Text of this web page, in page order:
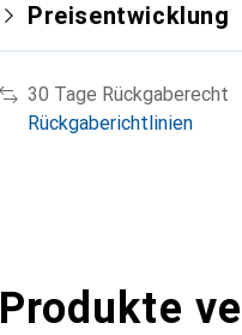
Preisentwicklung
30 Tage Rückgaberecht
Rückgaberichtlinien
Produkte